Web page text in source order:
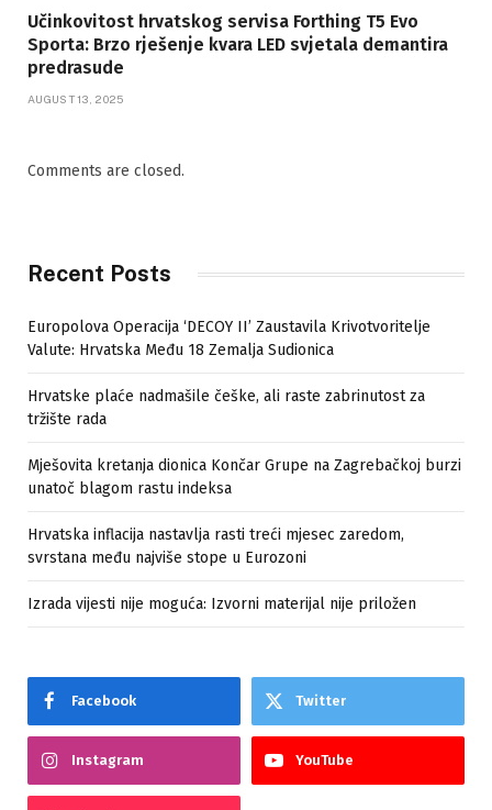
Učinkovitost hrvatskog servisa Forthing T5 Evo
Sporta: Brzo rješenje kvara LED svjetala demantira
predrasude
AUGUST 13, 2025
Comments are closed.
Recent Posts
Europolova Operacija ‘DECOY II’ Zaustavila Krivotvoritelje
Valute: Hrvatska Među 18 Zemalja Sudionica
Hrvatske plaće nadmašile češke, ali raste zabrinutost za
tržište rada
Mješovita kretanja dionica Končar Grupe na Zagrebačkoj burzi
unatoč blagom rastu indeksa
Hrvatska inflacija nastavlja rasti treći mjesec zaredom,
svrstana među najviše stope u Eurozoni
Izrada vijesti nije moguća: Izvorni materijal nije priložen
Facebook Twitter
Instagram YouTube